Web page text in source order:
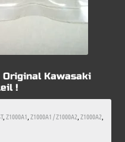
Kawasaki
!
, Z1000A1 Z1000A1 / Z1000A2 Z1000A2